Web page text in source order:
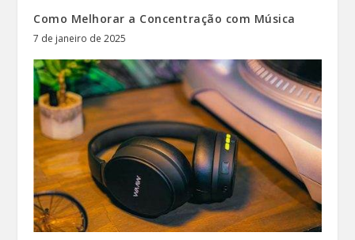
Como Melhorar a Concentração com Música
7 de janeiro de 2025